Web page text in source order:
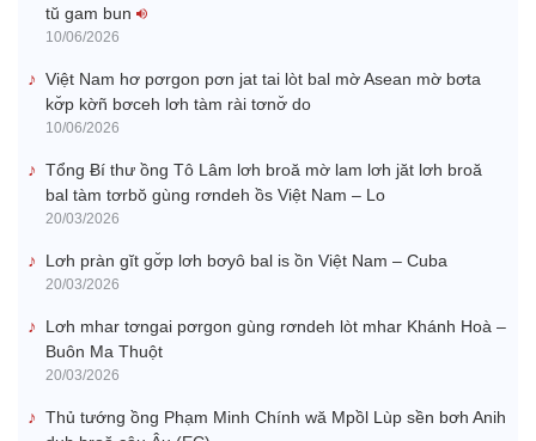
tŭ gam bun
10/06/2026
Việt Nam hơ pơrgon pơn jat tai lòt bal mờ Asean mờ bơta
kơ̆p kờñ bơceh lơh tàm rài tơnơ̆ do
10/06/2026
Tổng Ƀí thư ồng Tô Lâm lơh broă mờ lam lơh jăt lơh broă
bal tàm tơrbŏ gùng rơndeh ồs Việt Nam – Lo
20/03/2026
Lơh pràn gĭt gơ̆p lơh bơyô bal is ồn Việt Nam – Cuba
20/03/2026
Lơh mhar tơngai pơrgon gùng rơndeh lòt mhar Khánh Hoà –
Buôn Ma Thuột
20/03/2026
Thủ tướng ồng Phạm Minh Chính wă Mpồl Lùp sền bơh Anih